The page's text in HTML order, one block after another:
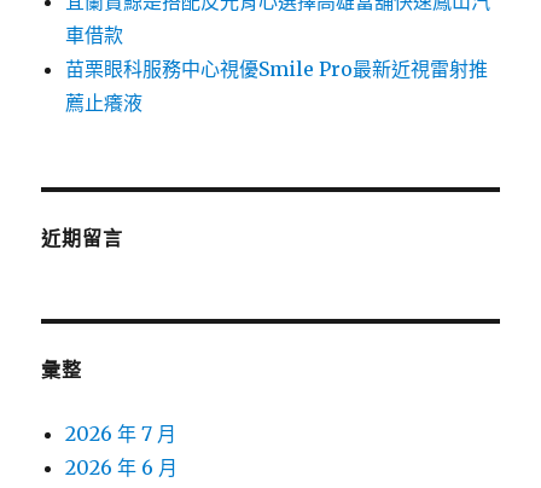
車借款
苗栗眼科服務中心視優Smile Pro最新近視雷射推
薦止癢液
近期留言
彙整
2026 年 7 月
2026 年 6 月